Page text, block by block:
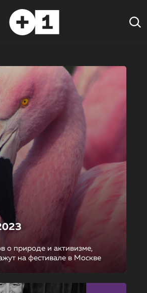
о природе и активизме,
на фестивале в Москве